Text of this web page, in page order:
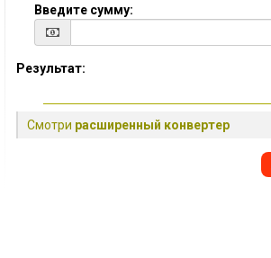
Введите сумму:
Результат:
Смотри расширенный конвертер